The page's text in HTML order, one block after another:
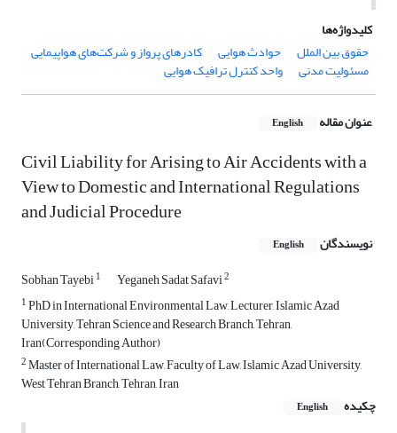
کلیدواژه‌ها
حقوق بین الملل
حوادث هوایی کادرهای پرواز و شرکت‌های هواپیمایی
مسئولیت مدنی واحد کنترل ترافیک هوایی
عنوان مقاله English
Civil Liability for Arising to Air Accidents with a
View to Domestic and International Regulations
and Judicial Procedure
نویسندگان English
Sobhan Tayebi1 Yeganeh Sadat Safavi2
1PhD in International Environmental Law, Lecturer, Islamic Azad
University, Tehran Science and Research Branch, Tehran,
Iran(Corresponding Author)
2Master of International Law, Faculty of Law, Islamic Azad University,
West Tehran Branch, Tehran, Iran
چکیده
English